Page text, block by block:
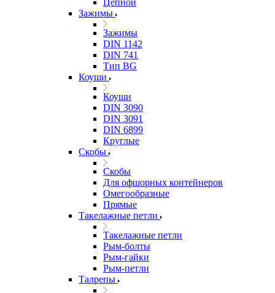
Цепной
Зажимы
Зажимы
DIN 1142
DIN 741
Тип BG
Коуши
Коуши
DIN 3090
DIN 3091
DIN 6899
Круглые
Скобы
Скобы
Для офшорных контейнеров
Омегообразные
Прямые
Такелажные петли
Такелажные петли
Рым-болты
Рым-гайки
Рым-петли
Талрепы